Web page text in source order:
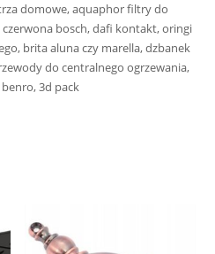
domowe, aquaphor filtry do
bosch, dafi kontakt, oringi
brita aluna czy marella, dzbanek
do centralnego ogrzewania,
3d pack